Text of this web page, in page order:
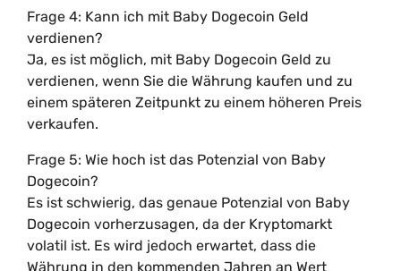
Frage 4: Kann ich mit Baby Dogecoin Geld
verdienen?
Ja, es ist möglich, mit Baby Dogecoin Geld zu
verdienen, wenn Sie die Währung kaufen und zu
einem späteren Zeitpunkt zu einem höheren Preis
verkaufen.
Frage 5: Wie hoch ist das Potenzial von Baby
Dogecoin?
Es ist schwierig, das genaue Potenzial von Baby
Dogecoin vorherzusagen, da der Kryptomarkt
volatil ist. Es wird jedoch erwartet, dass die
Währung in den kommenden Jahren an Wert